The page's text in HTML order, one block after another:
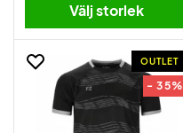
Välj storlek
OUTLET
- 35%